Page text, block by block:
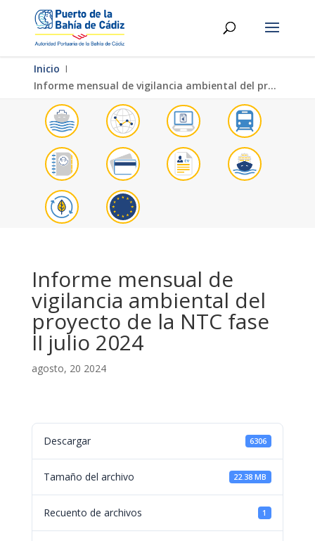
Inicio Ι
Informe mensual de vigilancia ambiental del proyecto de la NTC fase II julio 2024
Informe mensual de
vigilancia ambiental del
proyecto de la NTC fase
II julio 2024
agosto, 20 2024
Descargar 6306
Tamaño del archivo 22.38 MB
Recuento de archivos 1